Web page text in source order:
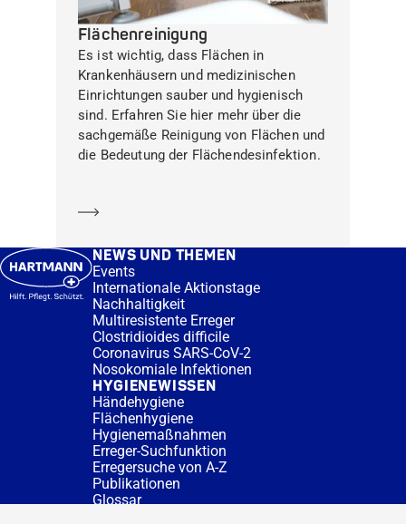
Flächenreinigung
Es ist wichtig, dass Flächen in
Krankenhäusern und medizinischen
Einrichtungen sauber und hygienisch
sind. Erfahren Sie hier mehr über die
sachgemäße Reinigung von Flächen und
die Bedeutung der Flächendesinfektion.
NEWS UND THEMEN
Events
Internationale Aktionstage
Nachhaltigkeit
Multiresistente Erreger
Clostridioides difficile
Coronavirus SARS-CoV-2
Nosokomiale Infektionen
HYGIENEWISSEN
Händehygiene
Flächenhygiene
Hygienemaßnahmen
Erreger-Suchfunktion
Erregersuche von A-Z
Publikationen
Glossar